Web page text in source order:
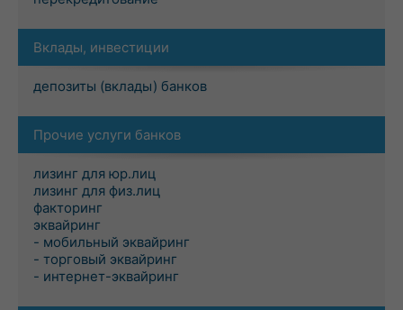
Вклады, инвестиции
депозиты (вклады) банков
Прочие услуги банков
лизинг для юр.лиц
лизинг для физ.лиц
факторинг
эквайринг
- мобильный эквайринг
- торговый эквайринг
- интернет-эквайринг